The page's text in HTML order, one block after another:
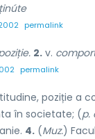
ținúte
permalink
2. v.
permalink
poziție a
în societate; (p.
4. (Muz.)